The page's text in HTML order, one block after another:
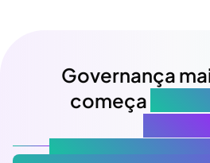
Governança
começa